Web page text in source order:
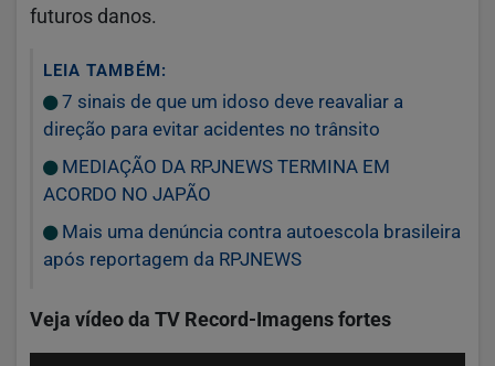
futuros danos.
LEIA TAMBÉM:
7 sinais de que um idoso deve reavaliar a
direção para evitar acidentes no trânsito
MEDIAÇÃO DA RPJNEWS TERMINA EM
ACORDO NO JAPÃO
Mais uma denúncia contra autoescola brasileira
após reportagem da RPJNEWS
Veja vídeo da TV Record-Imagens fortes